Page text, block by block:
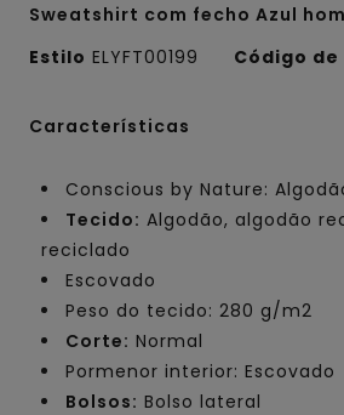
Sweatshirt com fecho Azul
Estilo ELYFT00199 Código de
Características
Conscious by Nature:
Tecido: Algodão, algodão
reciclado
Escovado
Peso do tecido: 280 g/m2
Corte: Normal
Pormenor interior: Escovado
Bolsos: Bolso lateral